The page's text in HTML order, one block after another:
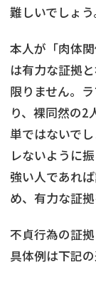
難しいでしょう
本人が「肉体
は有力な証拠
限りません。
り、裸同然の2
単ではないで
レないように
強い人であれ
め、有力な証
不貞行為の証
具体例は下記の